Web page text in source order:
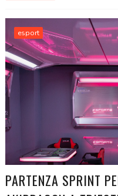
esport
PARTENZA SPRINT